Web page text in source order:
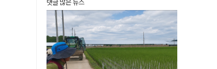
댓글 많은 뉴스